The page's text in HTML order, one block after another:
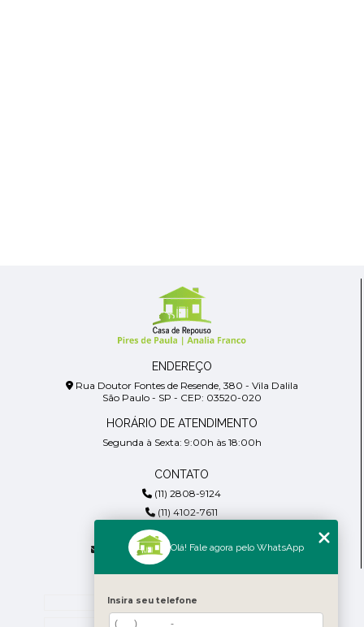
ENDEREÇO
Rua Doutor Fontes de Resende, 380 - Vila Dalila
São Paulo - SP - CEP: 03520-020
HORÁRIO DE ATENDIMENTO
Segunda à Sexta: 9:00h às 18:00h
CONTATO
(11) 2808-9124
(11) 4102-7611
(11) 99918-4901
residencialpiresdepaula@gmail.com
Home
Olá! Fale agora pelo WhatsApp
Insira seu telefone